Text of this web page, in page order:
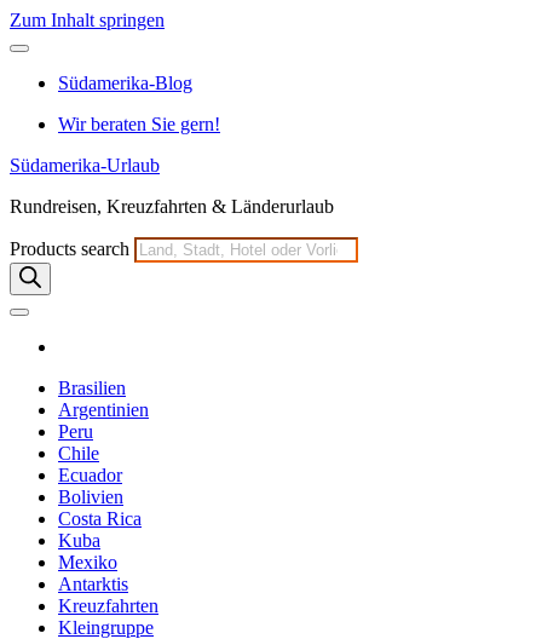
Zum Inhalt springen
Südamerika-Blog
Wir beraten Sie gern!
Südamerika-Urlaub
Rundreisen, Kreuzfahrten & Länderurlaub
Products search
Brasilien
Argentinien
Peru
Chile
Ecuador
Bolivien
Costa Rica
Kuba
Mexiko
Antarktis
Kreuzfahrten
Kleingruppe